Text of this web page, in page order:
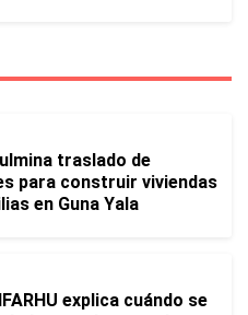
traslado de
para construir viviendas
en Guna Yala
explica cuándo se